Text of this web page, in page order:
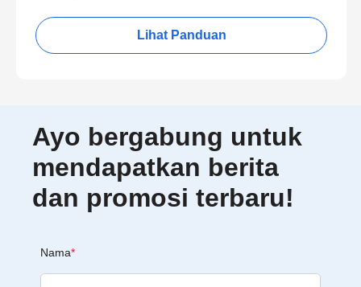
Lihat Panduan
Ayo bergabung untuk
mendapatkan berita
dan promosi terbaru!
Nama*